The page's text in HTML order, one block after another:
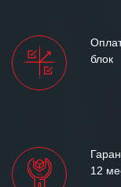
блок
12